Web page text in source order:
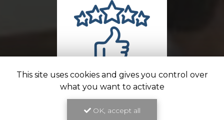
Travail de qualité
This site uses cookies and gives you control over
what you want to activate
OK, accept all